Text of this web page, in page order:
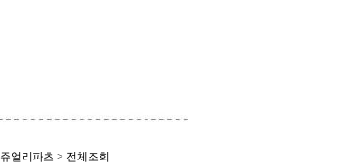
쥬얼리파츠 > 전체조회